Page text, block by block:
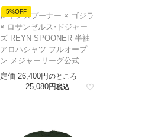
5%OFF
レインスプーナー × ゴジラ
× ロサンゼルス・ドジャー
ズ REYN SPOONER 半袖
アロハシャツ フルオープ
ン メジャーリーグ公式
定価 26,400 のところ
25,080 税込